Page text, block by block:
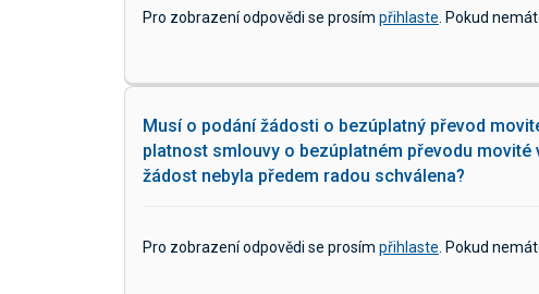
Pro zobrazení odpovědi se prosím přihlaste . Pokud
Musí o podání žádosti o bezúplatný převod
platnost smlouvy o bezúplatném převodu
žádost nebyla předem radou schválena?
Pro zobrazení odpovědi se prosím přihlaste . Pokud